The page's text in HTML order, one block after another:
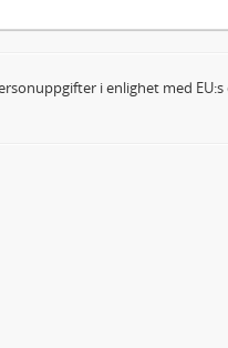
i enlighet med